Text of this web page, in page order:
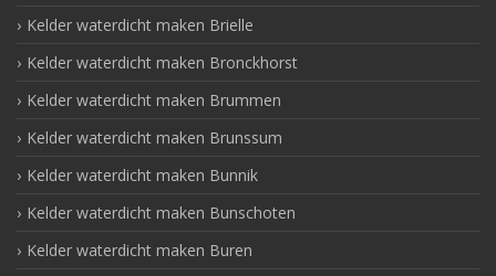
Kelder waterdicht maken Brielle
Kelder waterdicht maken Bronckhorst
Kelder waterdicht maken Brummen
Kelder waterdicht maken Brunssum
Kelder waterdicht maken Bunnik
Kelder waterdicht maken Bunschoten
Kelder waterdicht maken Buren